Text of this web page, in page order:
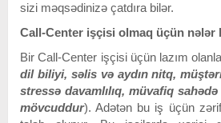
sizi məqsədinizə çatdıra bilər.
Call-Center işçisi olmaq üçün nələr
Bir Call-Center işçisi üçün lazım
dil biliyi, səlis və aydın nitq,
stressə davamlılıq, müvafiq
mövcuddur). Adətən bu iş üçün